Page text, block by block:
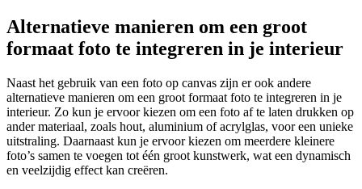
Alternatieve manieren om een groot
formaat foto te integreren in je interieur
Naast het gebruik van een foto op canvas zijn er ook andere
alternatieve manieren om een groot formaat foto te integreren in je
interieur. Zo kun je ervoor kiezen om een foto af te laten drukken op
ander materiaal, zoals hout, aluminium of acrylglas, voor een unieke
uitstraling. Daarnaast kun je ervoor kiezen om meerdere kleinere
foto’s samen te voegen tot één groot kunstwerk, wat een dynamisch
en veelzijdig effect kan creëren.